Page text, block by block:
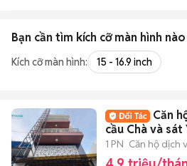
Bạn cần tìm kích cỡ màn hình
Kích cỡ màn hình: 15 - 16.9 inch
Căn
cầu Chà và sát
1 PN Căn hộ dịch